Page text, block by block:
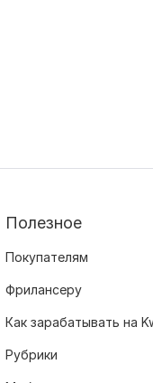
Полезное
Покупателям
Фрилансеру
Как зарабатывать на
Рубрики